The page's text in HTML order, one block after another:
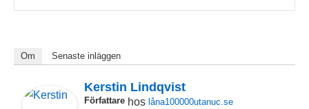
Om Senaste inläggen
Kerstin Lindqvist
Författare hos låna100000utanuc.se